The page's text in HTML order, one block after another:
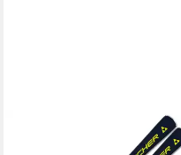
Ski, RC4 Superior TI 170cm